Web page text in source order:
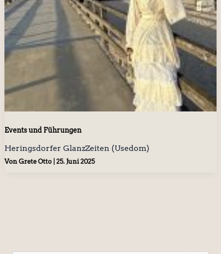
Events und Führungen
Heringsdorfer GlanzZeiten (Usedom)
Von Grete Otto 25. Juni 2025